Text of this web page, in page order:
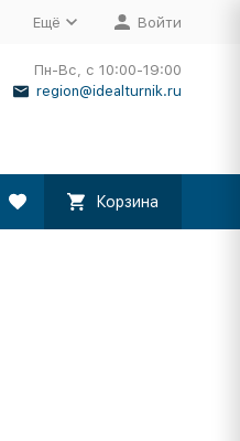
Ещё Войти
Пн-Вс, с 10:00-19:00
region@idealturnik.ru
Корзина